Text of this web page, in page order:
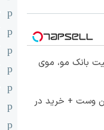
بانک مو، موی
وست + خرید در